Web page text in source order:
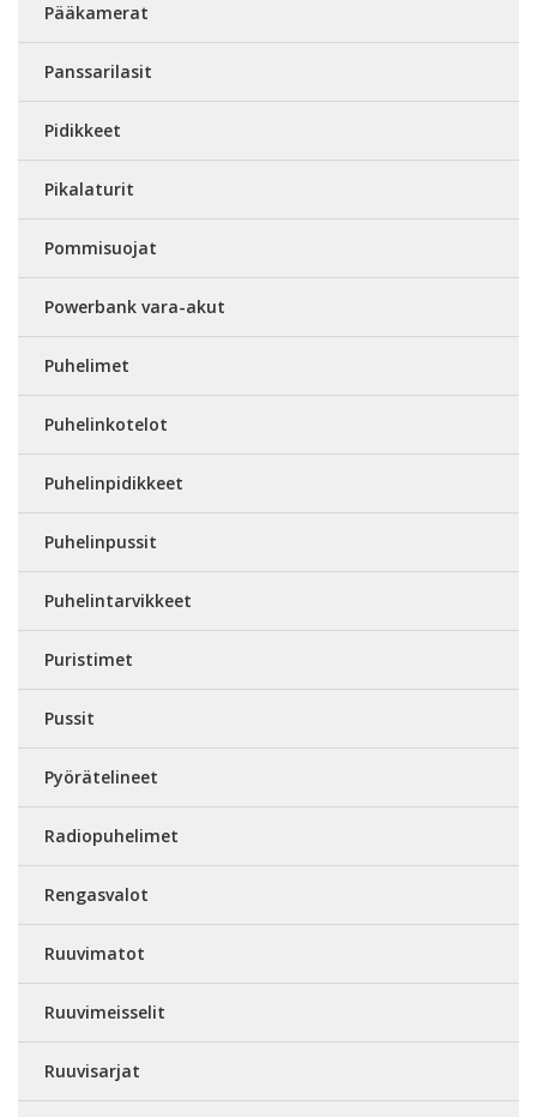
Pääkamerat
Panssarilasit
Pidikkeet
Pikalaturit
Pommisuojat
Powerbank vara-akut
Puhelimet
Puhelinkotelot
Puhelinpidikkeet
Puhelinpussit
Puhelintarvikkeet
Puristimet
Pussit
Pyörätelineet
Radiopuhelimet
Rengasvalot
Ruuvimatot
Ruuvimeisselit
Ruuvisarjat